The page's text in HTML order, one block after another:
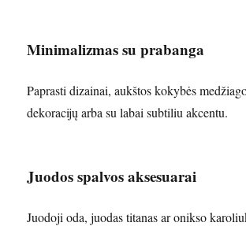
Minimalizmas su prabanga
Paprasti dizainai, aukštos kokybės
dekoracijų arba su labai subtiliu akcentu.
Juodos spalvos aksesuarai
Juodoji oda, juodas titanas ar onikso